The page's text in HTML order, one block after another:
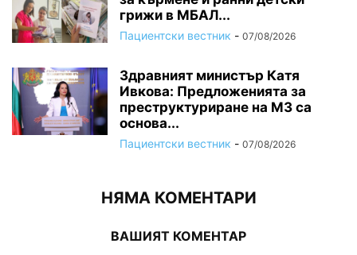
грижи в МБАЛ...
Пациентски вестник - 07/08/2026
Здравният министър Катя
Ивкова: Предложенията за
преструктуриране на МЗ са
основа...
Пациентски вестник - 07/08/2026
НЯМА КОМЕНТАРИ
ВАШИЯТ КОМЕНТАР